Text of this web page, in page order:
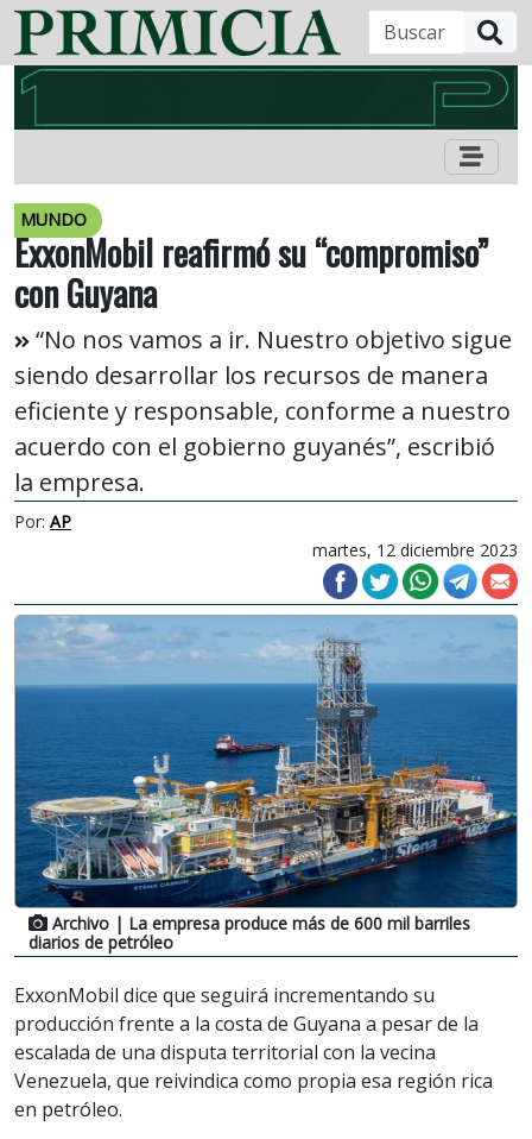
MUNDO
ExxonMobil reafirmó su “compromiso”
con Guyana
“No nos vamos a ir. Nuestro objetivo sigue
siendo desarrollar los recursos de manera
eficiente y responsable, conforme a nuestro
acuerdo con el gobierno guyanés”, escribió
la empresa.
Por: AP
martes, 12 diciembre 2023
Archivo | La empresa produce más de 600 mil barriles
diarios de petróleo
ExxonMobil dice que seguirá incrementando su
producción frente a la costa de Guyana a pesar de la
escalada de una disputa territorial con la vecina
Venezuela, que reivindica como propia esa región rica
en petróleo.